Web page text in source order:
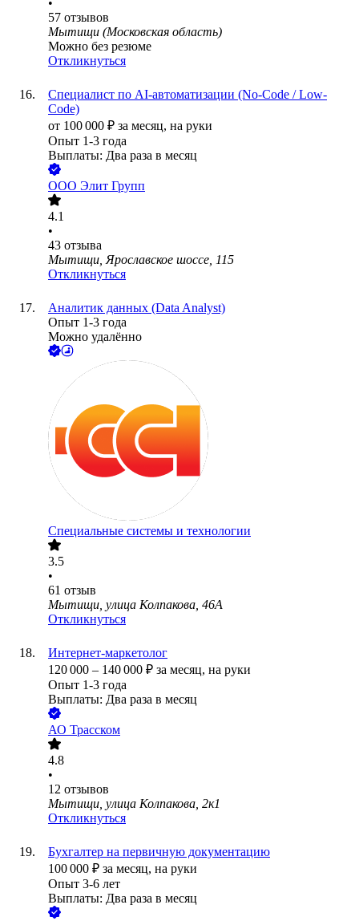
•
57 отзывов
Мытищи (Московская область)
Можно без резюме
Откликнуться
Специалист по AI-автоматизации (No-Code / Low-
Code)
от 100 000 ₽ за месяц, на руки
Опыт 1-3 года
Выплаты: Два раза в месяц
ООО Элит Групп
4.1
•
43 отзыва
Мытищи, Ярославское шоссе, 115
Откликнуться
Аналитик данных (Data Analyst)
Опыт 1-3 года
Можно удалённо
Специальные системы и технологии
3.5
•
61 отзыв
Мытищи, улица Колпакова, 46А
Откликнуться
Интернет-маркетолог
120 000 – 140 000 ₽ за месяц, на руки
Опыт 1-3 года
Выплаты: Два раза в месяц
АО Трасском
4.8
•
12 отзывов
Мытищи, улица Колпакова, 2к1
Откликнуться
Бухгалтер на первичную документацию
100 000 ₽ за месяц, на руки
Опыт 3-6 лет
Выплаты: Два раза в месяц